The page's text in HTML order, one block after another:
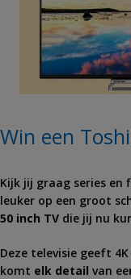
Win een
Kijk jij graag series en
leuker op een groot
50 inch TV die jij nu
Deze televisie geeft
komt elk detail van